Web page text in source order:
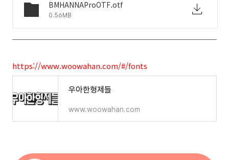
BMHANNAProOTF.otf
0.56MB
https://www.woowahan.com/#/fonts
우아한형제들
www.woowahan.com